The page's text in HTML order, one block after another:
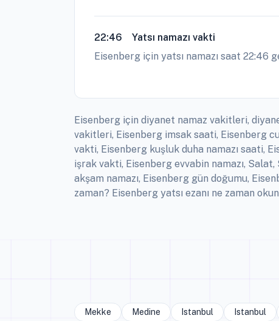
22:46
Yatsı namazı vakti
Eisenberg için yatsı namazı saat 22:46
Eisenberg için diyanet namaz vakitleri,
vakitleri, Eisenberg imsak saati, Eisenberg
vakti, Eisenberg kuşluk duha namazı saati,
işrak vakti, Eisenberg evvabin namazı,
akşam namazı, Eisenberg gün doğumu,
zaman? Eisenberg yatsı ezanı ne zaman
Mekke Medine Istanbul Istanbul